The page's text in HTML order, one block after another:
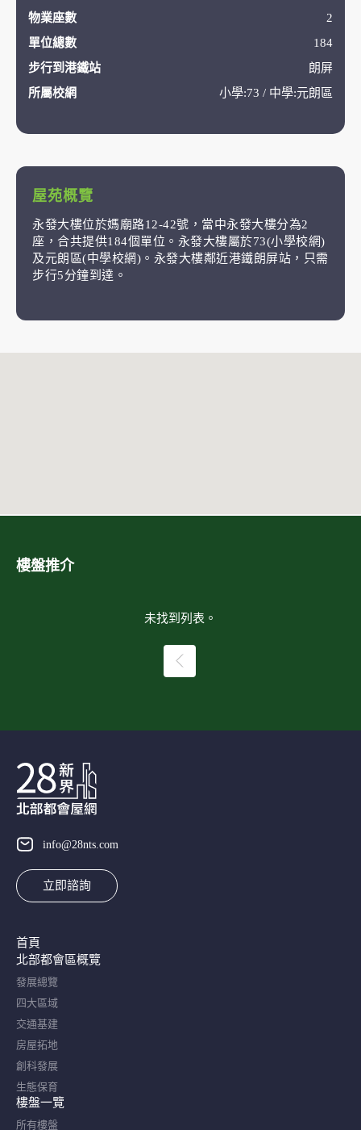
物業座數
2
單位總數
184
步行到港鐵站
朗屏
所屬校網
小學:73 / 中學:元朗區
屋苑概覽
永發大樓位於媽廟路12-42號，當中永發大樓分為2
座，合共提供184個單位。永發大樓屬於73(小學校網)
及元朗區(中學校網)。永發大樓鄰近港鐵朗屏站，只需
步行5分鐘到達。
樓盤推介
未找到列表。
info@28nts.com
立即諮詢
首頁
北部都會區概覽​
發展總覽
四大區域
交通基建
房屋拓地
創科發展
生態保育
樓盤一覽
所有樓盤